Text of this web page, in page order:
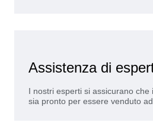
Assistenza di
I nostri esperti si assicurano che
sia pronto per essere venduto